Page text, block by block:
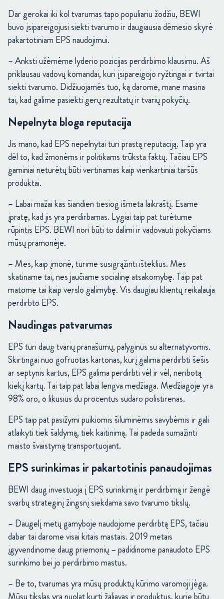
Dar gerokai iki kol tvarumas tapo populiariu žodžiu, BEWI
buvo įsipareigojusi siekti tvarumo ir daugiausia dėmesio skyrė
pakartotiniam EPS naudojimui.
– Anksti užėmėme lyderio pozicijas perdirbimo klausimu. Aš
priklausau vadovų komandai, kuri įsipareigojo ryžtingai ir tvirtai
siekti tvarumo. Didžiuojamės tuo, ką darome, mane masina
tai, kad galime pasiekti gerų rezultatų ir tvarių pokyčių.
Nepelnyta bloga reputacija
Jis mano, kad EPS nepelnytai turi prastą reputaciją. Taip yra
dėl to, kad žmonėms ir politikams trūksta faktų. Tačiau EPS
gaminiai neturėtų būti vertinamas kaip vienkartiniai taršūs
produktai.
– Labai mažai kas šiandien tiesiog išmeta laikraštį. Esame
įpratę, kad jis yra perdirbamas. Lygiai taip pat turėtume
rūpintis EPS. BEWI nori būti to dalimi ir vadovauti pokyčiams
mūsų pramonėje.
– Mes, kaip įmonė, turime susigrąžinti išteklius. Mes
skatiname tai, nes jaučiame socialinę atsakomybę. Taip pat
matome tai kaip verslo galimybę. Vis daugiau klientų reikalauja
perdirbto EPS.
Naudingas patvarumas
EPS turi daug tvarių pranašumų, palyginus su alternatyvomis.
Skirtingai nuo gofruotas kartonas, kurį galima perdirbti šešis
ar septynis kartus, EPS galima perdirbti vėl ir vėl, neribotą
kiekį kartų. Tai taip pat labai lengva medžiaga. Medžiagoje yra
98% oro, o likusius du procentus sudaro polistirenas.
EPS taip pat pasižymi puikiomis šiluminėmis savybėmis ir gali
atlaikyti tiek šaldymą, tiek kaitinimą. Tai padeda sumažinti
maisto švaistymą transportuojant.
EPS surinkimas ir pakartotinis panaudojimas
BEWI daug investuoja į EPS surinkimą ir perdirbimą ir žengė
svarbų strateginį žingsnį siekdama savo tvarumo tikslų.
– Daugelį metų gamyboje naudojome perdirbtą EPS, tačiau
dabar tai darome visai kitais mastais. 2019 metais
įgyvendinome daug priemonių – padidinome panaudoto EPS
surinkimo bei jo perdirbimo mastus.
– Be to, tvarumas yra mūsų produktų kūrimo varomoji jėga.